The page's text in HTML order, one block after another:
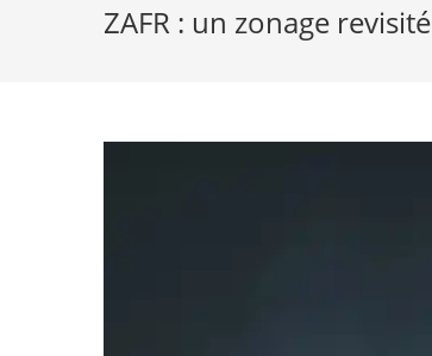
ZAFR : un zonage revisité